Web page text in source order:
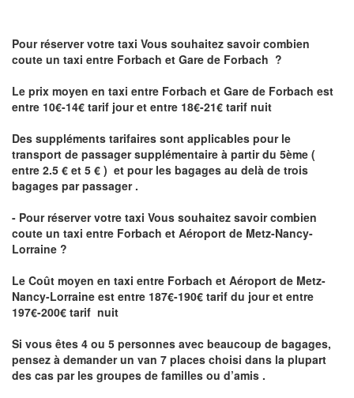
Pour réserver votre taxi Vous souhaitez savoircombien
coute un taxi entre Forbach et Gare de Forbach ?
Le prix moyen en taxi entre Forbach et Gare de Forbach est
entre 10€-14€ tarif jour et entre 18€-21€ tarif nuit
Des suppléments tarifaires sont applicables pour le
transport de passager supplémentaire à partir du 5ème (
entre 2.5 € et 5 € ) et pour les bagages au delà de trois
bagages par passager .
- Pour réserver votre taxi Vous souhaitez savoircombien
coute un taxi entre Forbach et Aéroport de Metz-Nancy-
Lorraine ?
Le Coût moyen en taxi entre Forbach et Aéroport de Metz-
Nancy-Lorraine est entre 187€-190€ tarif du jour et entre
197€-200€ tarif nuit
Si vous êtes 4 ou 5 personnes avec beaucoup de bagages,
pensez à demander un van 7 places choisi dans la plupart
des cas par les groupes de familles ou d’amis .